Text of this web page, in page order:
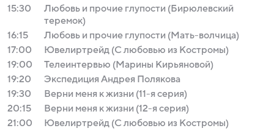
15:30
Любовь и прочие глупости (Бирюлевский
теремок)
16:15
Любовь и прочие глупости (Мать-волчица)
17:00
Ювелиртрейд (С любовью из Костромы)
19:00
Телеинтервью (Марины Кирьяновой)
19:20
Экспедиция Андрея Полякова
19:30
Верни меня к жизни (11-я серия)
20:15
Верни меня к жизни (12-я серия)
21:00
Ювелиртрейд (С любовью из Костромы)